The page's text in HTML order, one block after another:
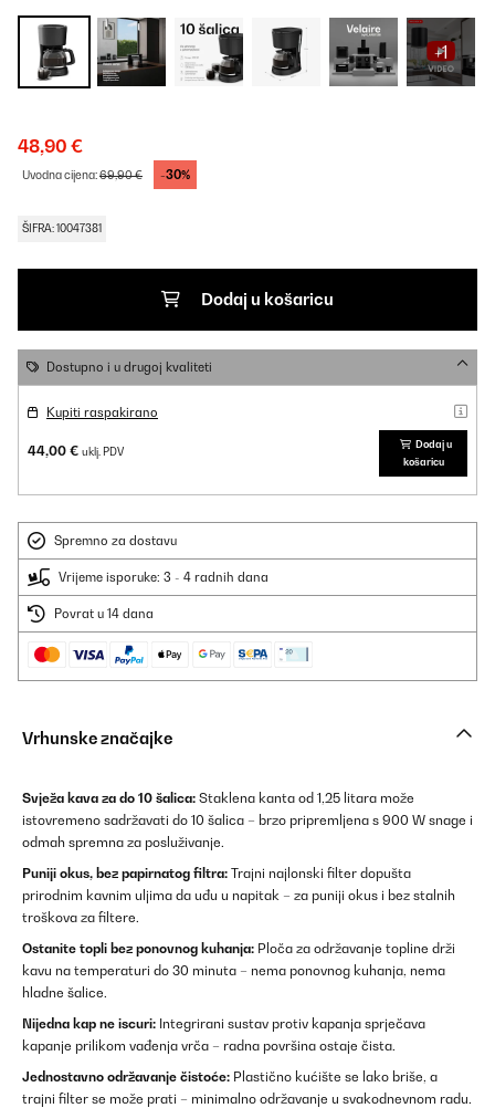
+1
48,90 €
Uvodna cijena:69,90 € -30%
ŠIFRA: 10047381
Dodaj u košaricu
Dostupno i u drugoj kvaliteti
Kupiti raspakirano
44,00 € uklj. PDV
Dodaj u
košaricu
Spremno za dostavu
Vrijeme isporuke: 3 - 4 radnih dana
Povrat u 14 dana
Vrhunske značajke
Svježa kava za do 10 šalica: Staklena kanta od 1,25 litara može
istovremeno sadržavati do 10 šalica – brzo pripremljena s 900 W snage i
odmah spremna za posluživanje.
Puniji okus, bez papirnatog filtra: Trajni najlonski filter dopušta
prirodnim kavnim uljima da uđu u napitak – za puniji okus i bez stalnih
troškova za filtere.
Ostanite topli bez ponovnog kuhanja: Ploča za održavanje topline drži
kavu na temperaturi do 30 minuta – nema ponovnog kuhanja, nema
hladne šalice.
Nijedna kap ne iscuri: Integrirani sustav protiv kapanja sprječava
kapanje prilikom vađenja vrča – radna površina ostaje čista.
Jednostavno održavanje čistoće: Plastično kućište se lako briše, a
trajni filter se može prati – minimalno održavanje u svakodnevnom radu.